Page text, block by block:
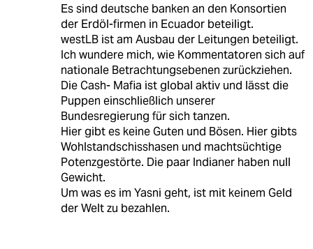
Es sind deutsche banken an den Konsortien
der Erdöl-firmen in Ecuador beteiligt.
westLB ist am Ausbau der Leitungen beteiligt.
Ich wundere mich, wie Kommentatoren sich auf
nationale Betrachtungsebenen zurückziehen.
Die Cash- Mafia ist global aktiv und lässt die
Puppen einschließlich unserer
Bundesregierung für sich tanzen.
Hier gibt es keine Guten und Bösen. Hier gibts
Wohlstandschisshasen und machtsüchtige
Potenzgestörte. Die paar Indianer haben null
Gewicht.
Um was es im Yasni geht, ist mit keinem Geld
der Welt zu bezahlen.